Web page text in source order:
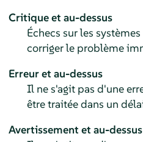
Critique et au-dessus
Échecs sur les
corriger le problème
Erreur et au-dessus
Il ne s'agit pas d'une
être traitée dans un
Avertissement et au-dessus